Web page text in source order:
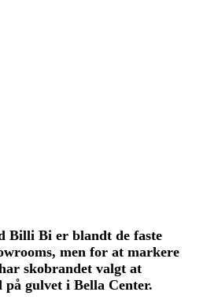
Billi Bi er blandt de faste
men for at markere
skobrandet valgt at
på gulvet i Bella Center.